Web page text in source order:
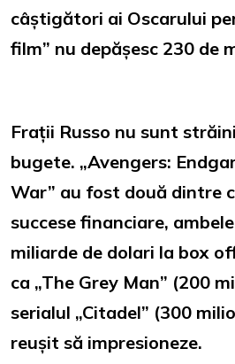
câștigători ai Oscarului
film” nu depășesc 230 de
Frații Russo nu sunt
bugete. „Avengers:
War” au fost două dintre
succese financiare,
miliarde de dolari la box
ca „The Grey Man” (200
serialul „Citadel” (300
reușit să impresioneze.